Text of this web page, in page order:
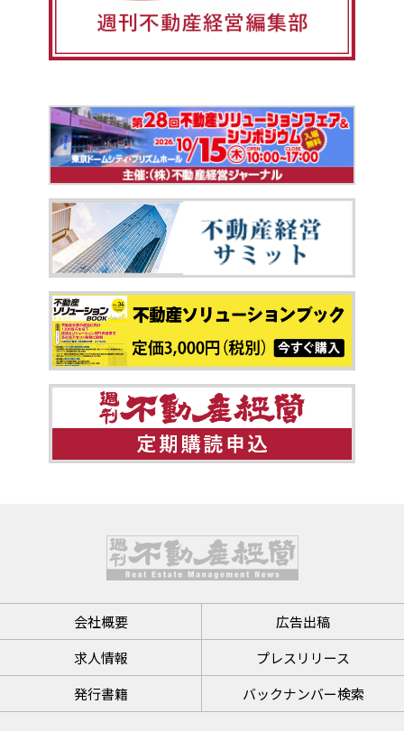
会社概要
広告出稿
求人情報
プレスリリース
発行書籍
バックナンバー検索